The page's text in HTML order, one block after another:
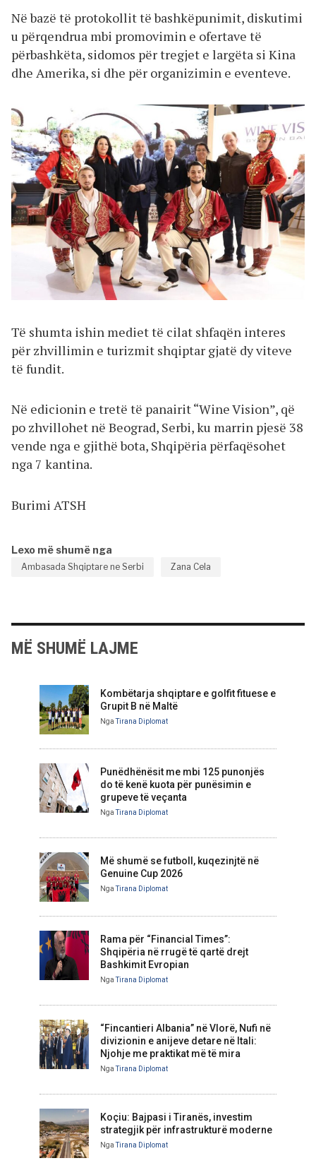
Në bazë të protokollit të bashkëpunimit, diskutimi
u përqendrua mbi promovimin e ofertave të
përbashkëta, sidomos për tregjet e largëta si Kina
dhe Amerika, si dhe për organizimin e eventeve.
Të shumta ishin mediet të cilat shfaqën interes
për zhvillimin e turizmit shqiptar gjatë dy viteve
të fundit.
Në edicionin e tretë të panairit “Wine Vision”, që
po zhvillohet në Beograd, Serbi, ku marrin pjesë 38
vende nga e gjithë bota, Shqipëria përfaqësohet
nga 7 kantina.
Burimi ATSH
Lexo më shumë nga
Ambasada Shqiptare ne Serbi Zana Cela
MË SHUMË LAJME
Kombëtarja shqiptare e golfit fituese e
Grupit B në Maltë
NgaTirana Diplomat
Punëdhënësit me mbi 125 punonjës
do të kenë kuota për punësimin e
grupeve të veçanta
NgaTirana Diplomat
Më shumë se futboll, kuqezinjtë në
Genuine Cup 2026
NgaTirana Diplomat
Rama për “Financial Times”:
Shqipëria në rrugë të qartë drejt
Bashkimit Evropian
NgaTirana Diplomat
“Fincantieri Albania” në Vlorë, Nufi në
divizionin e anijeve detare në Itali:
Njohje me praktikat më të mira
NgaTirana Diplomat
Koçiu: Bajpasi i Tiranës, investim
strategjik për infrastrukturë moderne
NgaTirana Diplomat